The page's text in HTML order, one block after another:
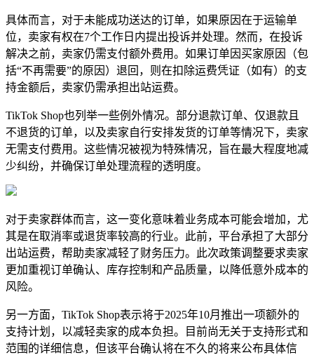
具体而言，对于未能成功送达的订单，如果原因在于运输单
位，卖家有权在7个工作日内提出投诉并处理。然而，在投诉
解决之前，卖家仍需支付额外费用。如果订单因买家原因（包
括“不再需要”的原因）退回，则在扣除运费凭证（如有）的支
持金额后，卖家仍需承担出站运费。
TikTok Shop也列举一些例外情况。部分退款订单、仅退款且
不退货的订单，以及卖家自行安排发货的订单等情况下，卖家
无需支付费用。这些情况被视为特殊情况，旨在最大程度地减
少纠纷，并确保订单处理流程的透明度。
对于卖家群体而言，这一变化意味着业务成本可能会增加，尤
其是在取消率或退货率较高的行业。此前，平台承担了大部分
出站运费，帮助卖家减轻了财务压力。此次政策调整要求卖家
更加重视订单确认、库存控制和产品质量，以降低意外成本的
风险。
另一方面，TikTok Shop表示将于2025年10月推出一项额外的
支持计划，以减轻卖家的成本负担。目前尚无关于支持形式和
范围的详细信息，但该平台确认将在不久的将来公布具体信